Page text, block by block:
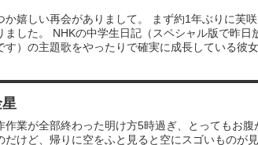
か嬉しい再会がありまして。 まず約1年ぶりに芙
ました。 NHKの中学生日記（スペシャル版で昨日
す）の主題歌をやったりで確実に成長している彼女
作業が全部終わった明け方5時過ぎ、とってもお
だけど、帰りに空をふと見ると空にスゴいものが